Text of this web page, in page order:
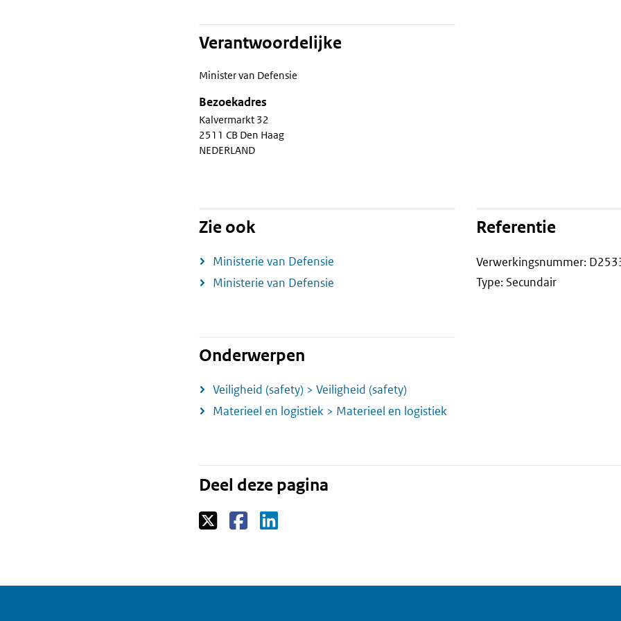
Verantwoordelijke
Minister van Defensie
Bezoekadres
Kalvermarkt 32
2511 CB Den Haag
NEDERLAND
Zie ook
Ministerie van Defensie
Ministerie van Defensie
Referentie
Verwerkingsnummer:
Type: Secundair
Onderwerpen
Veiligheid (safety) > Veiligheid (safety)
Materieel en logistiek > Materieel en logistiek
Deel deze pagina